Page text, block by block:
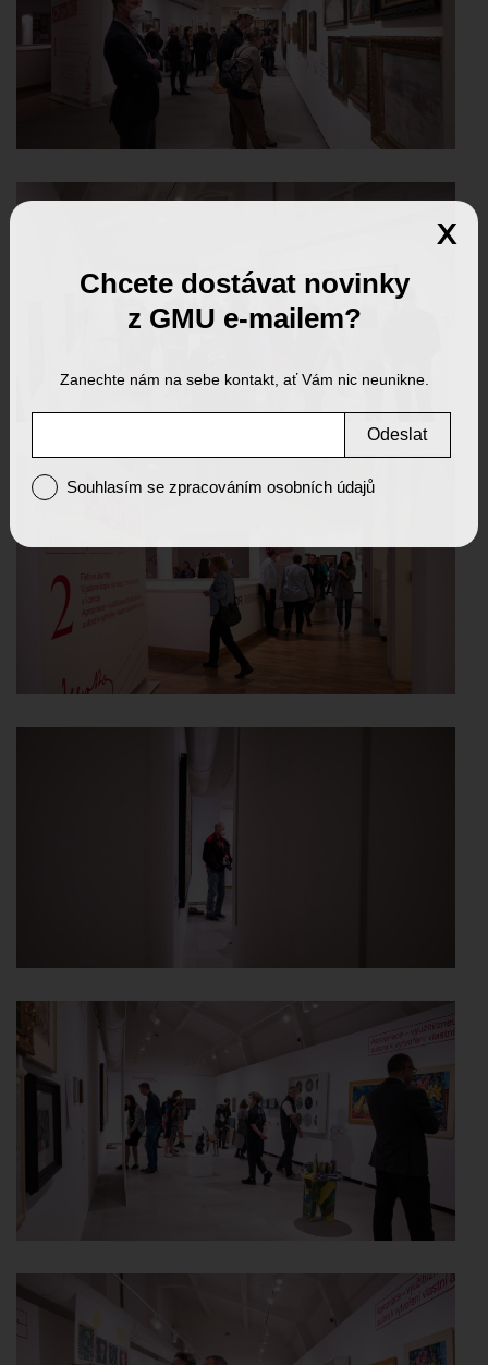
Chcete dostávat novinky
z GMU e-mailem?
Zanechte nám na sebe kontakt, ať Vám nic neunikne.
Odeslat
Souhlasím se zpracováním osobních údajů
x